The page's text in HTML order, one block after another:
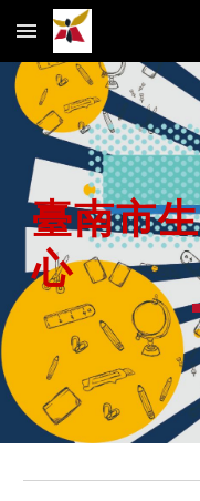
Skip to main content
臺南市
心